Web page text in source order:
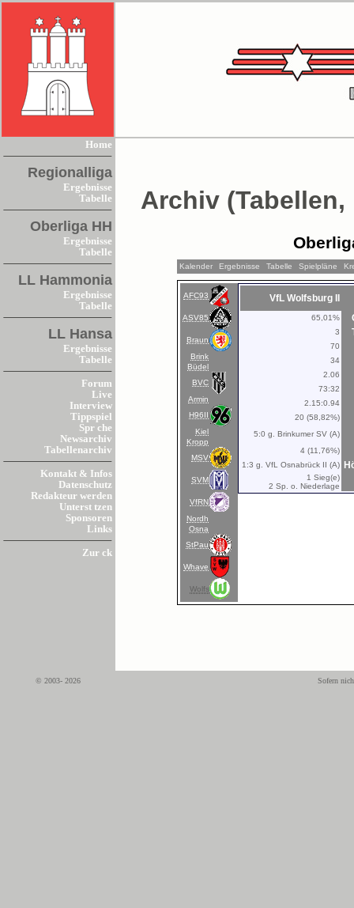
Home
Regionalliga
Ergebnisse
Tabelle
Oberliga HH
Ergebnisse
Tabelle
LL Hammonia
Ergebnisse
Tabelle
LL Hansa
Ergebnisse
Tabelle
Forum
Live
Interview
Tippspiel
Spr che
Newsarchiv
Tabellenarchiv
Kontakt & Infos
Datenschutz
Redakteur werden
Unterst tzen
Sponsoren
Links
Zur ck
Archiv
Kalender Ergebnisse Tabelle Spielpläne
AFC93
ASV85
Braun
Brink
Büdel
BVC
Armin
H96II
Kiel
Kropp
MSV
SVM
VfRN
Nordh
Osna
StPau
Whave
Wolfs
VfL Wolfsburg II
65,01%
3
70
34
2.06
73:32
2.15:0.94
20 (58,82%)
5:0 g. Brinkumer SV (A)
4 (11,76%)
1:3 g. VfL Osnabrück II (A)
1 Sieg(e)
2 Sp. o. Niederlage
© 2003- 2026 Sofern